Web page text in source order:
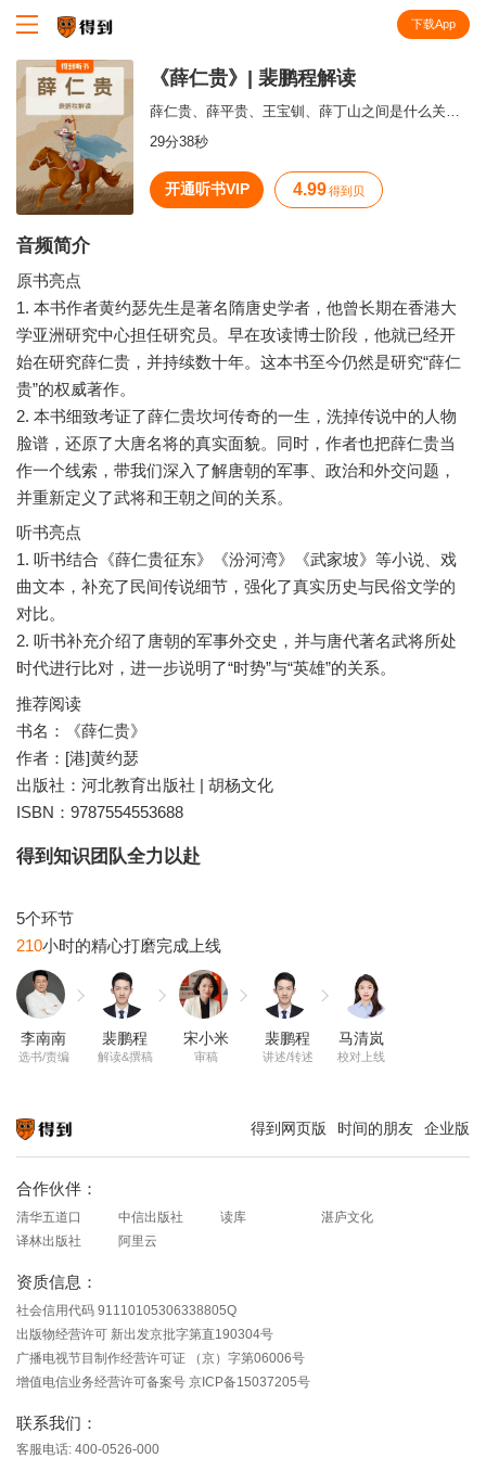
下载App
《薛仁贵》| 裴鹏程解读
薛仁贵、薛平贵、王宝钏、薛丁山之间是什么关系？一本书读懂中国古代的武将、战争与王朝。
29分38秒
开通听书VIP 4.99 得到贝
音频简介
原书亮点
1. 本书作者黄约瑟先生是著名隋唐史学者，他曾长期在香港大
学亚洲研究中心担任研究员。早在攻读博士阶段，他就已经开
始在研究薛仁贵，并持续数十年。这本书至今仍然是研究“薛仁
贵”的权威著作。
2. 本书细致考证了薛仁贵坎坷传奇的一生，洗掉传说中的人物
脸谱，还原了大唐名将的真实面貌。同时，作者也把薛仁贵当
作一个线索，带我们深入了解唐朝的军事、政治和外交问题，
听书亮点
1. 听书结合《薛仁贵征东》《汾河湾》《武家坡》等小说、戏
曲文本，补充了民间传说细节，强化了真实历史与民俗文学的
对比。
2. 听书补充介绍了唐朝的军事外交史，并与唐代著名武将所处
推荐阅读
书名：《薛仁贵》
作者：[港]黄约瑟
出版社：河北教育出版社 | 胡杨文化
ISBN：9787554553688
得到知识团队全力以赴
210
李南南
选书/责编
裴鹏程
解读&撰稿
宋小米
审稿
裴鹏程
讲述/转述
马清岚
校对上线
得到网页版 时间的朋友 企业版
合作伙伴：
清华五道口 中信出版社 读库
湛庐文化
译林出版社
阿里云
资质信息：
社会信用代码 91110105306338805Q
出版物经营许可 新出发京批字第直190304号
广播电视节目制作经营许可证 （京）字第06006号
增值电信业务经营许可备案号 京ICP备15037205号
联系我们：
客服电话: 400-0526-000